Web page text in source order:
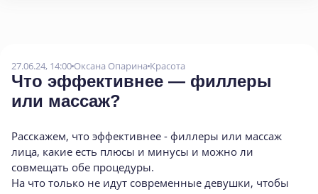
27.06.24, 14:00 Оксана Опарина Красота
Что эффективнее — филлеры
или массаж?
Расскажем, что эффективнее - филлеры или массаж
лица, какие есть плюсы и минусы и можно ли
совмещать обе процедуры.
На что только не идут современные девушки, чтобы